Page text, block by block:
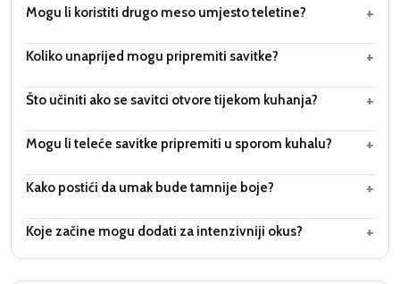
Mogu li koristiti drugo meso umjesto teletine? +
Koliko unaprijed mogu pripremiti savitke? +
Što učiniti ako se savitci otvore tijekom kuhanja? +
Mogu li teleće savitke pripremiti u sporom kuhalu? +
Kako postići da umak bude tamnije boje? +
Koje začine mogu dodati za intenzivniji okus? +